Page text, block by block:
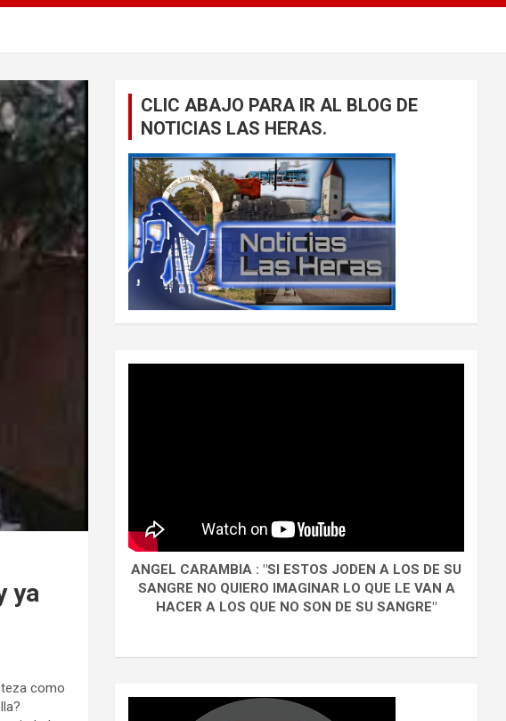
ya
como
CLIC ABAJO PARA IR AL BLOG DE
NOTICIAS LAS HERAS.
ANGEL CARAMBIA : "SI ESTOS JODEN A LOS DE SU
SANGRE NO QUIERO IMAGINAR LO QUE LE VAN A
HACER A LOS QUE NO SON DE SU SANGRE"